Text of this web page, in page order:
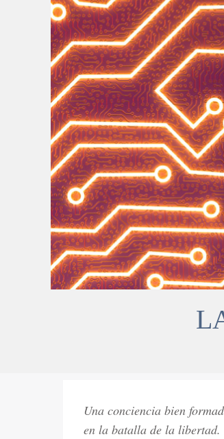
Una conciencia bien
en la batalla de la libertad.